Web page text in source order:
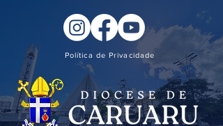
Política de Privacidade